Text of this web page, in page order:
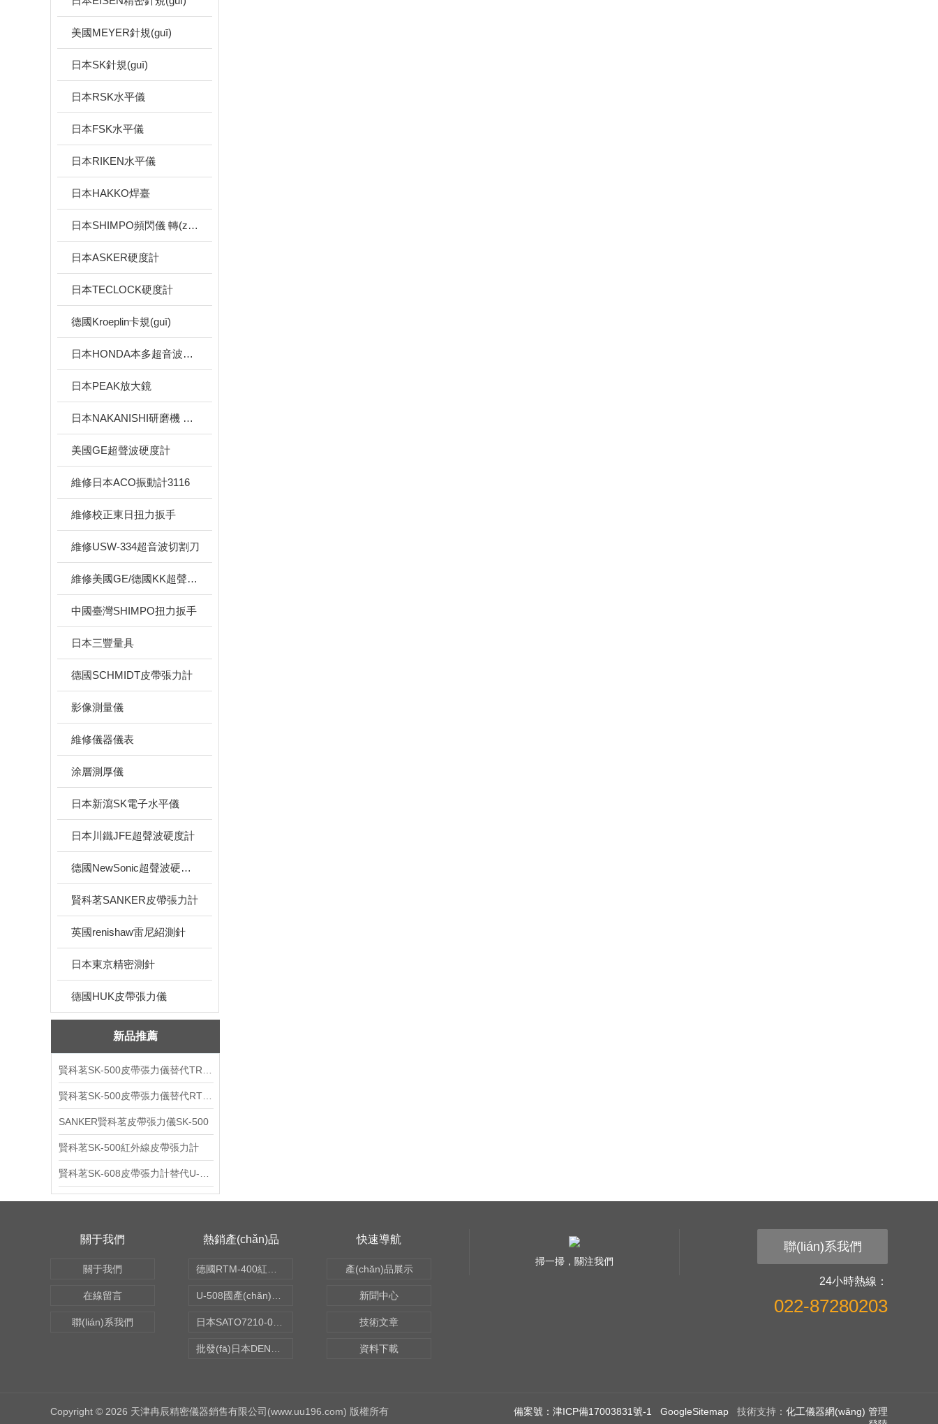
美國MEYER針規(guī)
日本SK針規(guī)
日本RSK水平儀
日本FSK水平儀
日本RIKEN水平儀
日本HAKKO焊臺
日本SHIMPO頻閃儀 轉(zhuǎn)速表
日本ASKER硬度計
日本TECLOCK硬度計
德國Kroeplin卡規(guī)
日本HONDA本多超音波切割刀
日本PEAK放大鏡
日本NAKANISHI研磨機 超音波切割刀 主軸
美國GE超聲波硬度計
維修日本ACO振動計3116
維修校正東日扭力扳手
維修USW-334超音波切割刀
維修美國GE/德國KK超聲波硬度計
中國臺灣SHIMPO扭力扳手
日本三豐量具
德國SCHMIDT皮帶張力計
影像測量儀
維修儀器儀表
涂層測厚儀
日本新瀉SK電子水平儀
日本川鐵JFE超聲波硬度計
德國NewSonic超聲波硬度計
賢科茗SANKER皮帶張力計
英國renishaw雷尼紹測針
日本東京精密測針
德國HUK皮帶張力儀
新品推薦
SANKER賢科茗皮帶張力儀SK-500
賢科茗SK-500紅外線皮帶張力計
關于我們
關于我們
在線留言
聯(lián)系我們
熱銷產(chǎn)品 快速導航
產(chǎn)品展示
新聞中心
技術文章
資料下載
掃一掃，關注我們
聯(lián)系我們
24小時熱線：
022-87280203
Copyright © 2026 天津冉辰精密儀器銷售有限公司(www.uu196.com) 版權所有 備案號：津ICP備17003831號-1 GoogleSitemap 技術支持： 化工儀器網(wǎng) 管理